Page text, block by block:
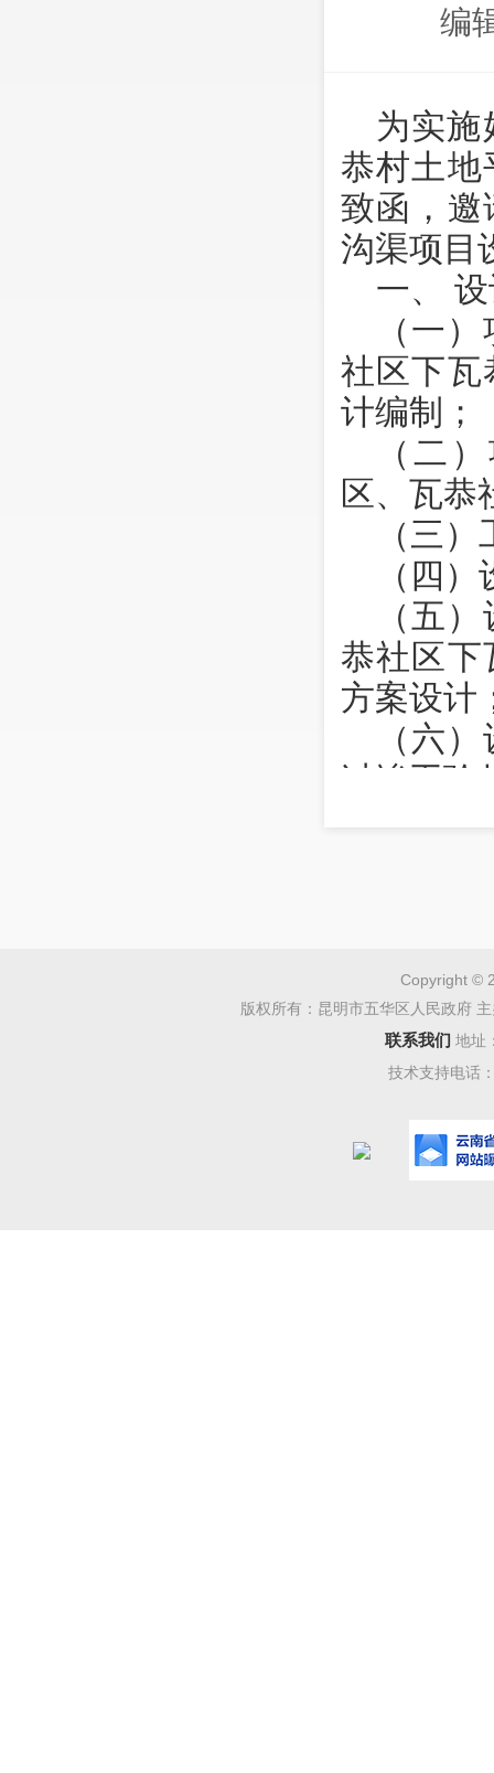
编
为实施
恭村土地
致函，邀
沟渠项目
一、
（一
社区下瓦
计编制；
（二
区、瓦恭
（三
（四
（五
恭社区下
方案设计
（六
过竣工验
管部门
二、
按照
求，本
Copyright ©
版权所有：昆明市五华区人民政府
联系我们 地址
技术支持电话